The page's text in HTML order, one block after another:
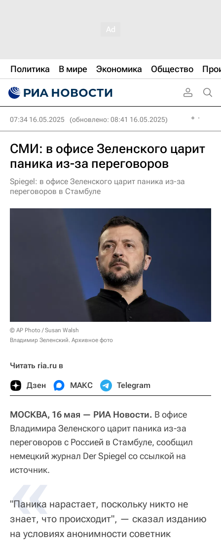
Политика В мире Экономика Общество
07:34 16.05.2025 (обновлено: 08:41 16.05.2025)
СМИ: в офисе Зеленского царит
паника из-за переговоров
Spiegel: в офисе Зеленского царит паника из-за
переговоров в Стамбуле
© AP Photo / Susan Walsh
Владимир Зеленский. Архивное фото
Читать ria.ru в
Дзен МАКС Telegram
МОСКВА, 16 мая — РИА Новости. В офисе
Владимира Зеленского царит паника из-за
переговоров с Россией в Стамбуле, сообщил
немецкий журнал Der Spiegel со ссылкой на
источник.
«
"Паника нарастает, поскольку никто не
знает, что происходит", — сказал изданию
на условиях анонимности советник